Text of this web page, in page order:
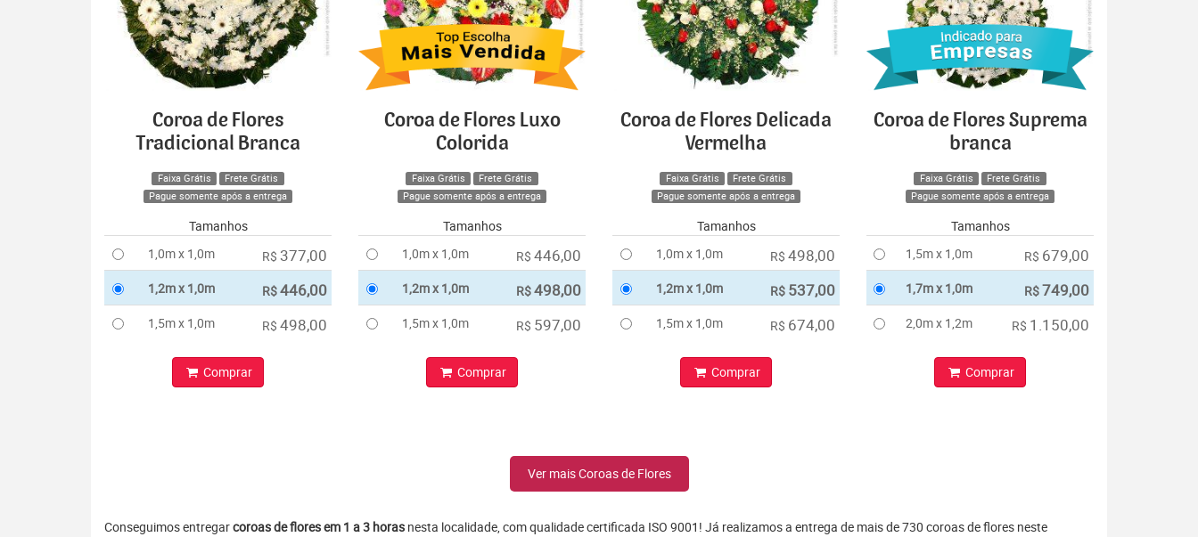
Coroa de Flores
Tradicional Branca
Faixa Grátis
Frete Grátis
Pague somente após a entrega
Tamanhos
1,0m x 1,0m
R$ 377,00
1,2m x 1,0m R$446,00
1,5m x 1,0m R$ 498,00
Comprar
Coroa de Flores Luxo
Colorida
Faixa Grátis
Frete Grátis
Pague somente após a entrega
Tamanhos
1,0m x 1,0m
R$ 446,00
1,2m x 1,0m R$498,00
1,5m x 1,0m R$ 597,00
Comprar
Coroa de Flores Delicada
Vermelha
Faixa Grátis
Frete Grátis
Pague somente após a entrega
Tamanhos
1,0m x 1,0m
R$ 498,00
1,2m x 1,0m R$ 537,00
1,5m x 1,0m R$ 674,00
Comprar
Coroa de Flores Suprema
branca
Faixa Grátis
Frete Grátis
Pague somente após a entrega
Tamanhos
1,5m x 1,0m
R$ 679,00
1,7m x 1,0m R$749,00
2,0m x 1,2m R$ 1.150,00
Comprar
Ver mais Coroas de Flores
Conseguimos entregarcoroas de flores em 1 a 3 horas nesta localidade, com qualidade certificada ISO 9001! Já realizamos a entrega de mais de 730 coroas de flores neste